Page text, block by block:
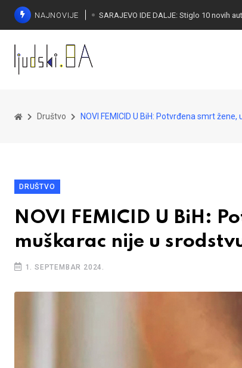
NAJNOVIJE
Društvo NOVI FEMICID U BiH: Potvrđena smrt
DRUŠTVO
NOVI FEMICID U BiH:
muškarac nije u
1. SEPTEMBAR 2024.